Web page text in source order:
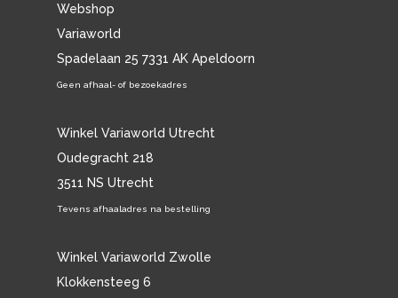
Webshop
Variaworld
Spadelaan 25 7331 AK Apeldoorn
Geen afhaal- of bezoekadres
Winkel Variaworld Utrecht
Oudegracht 218
3511 NS Utrecht
Tevens afhaaladres na bestelling
Winkel Variaworld Zwolle
Klokkensteeg 6